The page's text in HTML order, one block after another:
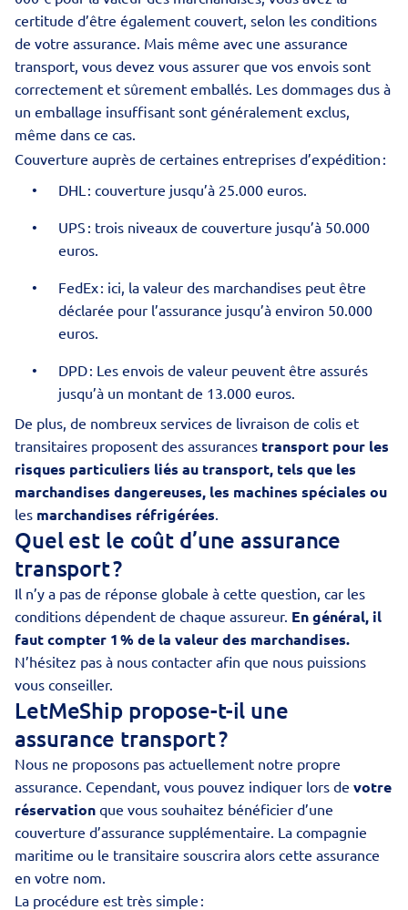
certitude d’être également couvert, selon les conditions
de votre assurance. Mais même avec une assurance
transport, vous devez vous assurer que vos envois sont
correctement et sûrement emballés. Les dommages dus à
un emballage insuffisant sont généralement exclus,
même dans ce cas.
Couverture auprès de certaines entreprises d’expédition :
DHL : couverture jusqu’à 25.000 euros.
UPS : trois niveaux de couverture jusqu’à 50.000
euros.
FedEx: ici, la valeur des marchandises peut être
déclarée pour l’assurance jusqu’à environ 50.000
euros.
DPD : Les envois de valeur peuvent être assurés
jusqu’à un montant de 13.000 euros.
De plus, de nombreux services de livraison de colis et
transitaires proposent des assurances transport pour les
risques particuliers liés au transport, tels que les
marchandises dangereuses, les machines spéciales ou
les marchandises réfrigérées.
Quel est le coût d’une assurance
transport ?
Il n’y a pas de réponse globale à cette question, car les
conditions dépendent de chaque assureur. En général, il
faut compter 1 % de la valeur des marchandises.
N’hésitez pas à nous contacter afin que nous puissions
vous conseiller.
LetMeShip propose-t-il une
assurance transport ?
Nous ne proposons pas actuellement notre propre
assurance. Cependant, vous pouvez indiquer lors de votre
réservation que vous souhaitez bénéficier d’une
couverture d’assurance supplémentaire. La compagnie
maritime ou le transitaire souscrira alors cette assurance
en votre nom.
La procédure est très simple :